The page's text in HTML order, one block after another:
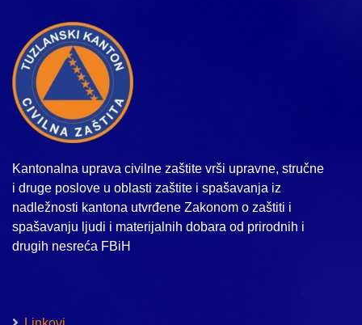
Kantonalna uprava civilne zaštite vrši upravne, stručne
i druge poslove u oblasti zaštite i spašavanja iz
nadležnosti kantona utvrđene Zakonom o zaštiti i
spašavanju ljudi i materijalnih dobara od prirodnih i
drugih nesreća FBiH